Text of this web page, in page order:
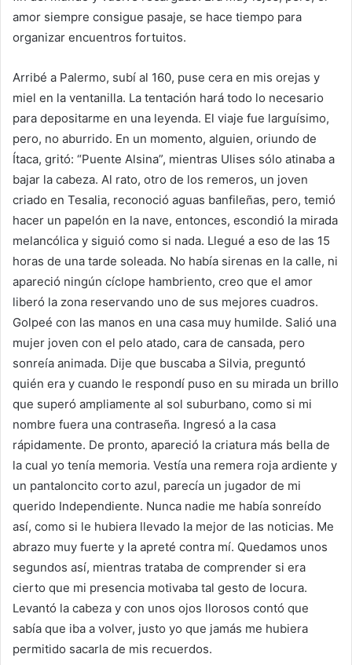
amor siempre consigue pasaje, se hace tiempo para
organizar encuentros fortuitos.
Arribé a Palermo, subí al 160, puse cera en mis orejas y
miel en la ventanilla. La tentación hará todo lo necesario
para depositarme en una leyenda. El viaje fue larguísimo,
pero, no aburrido. En un momento, alguien, oriundo de
Ítaca, gritó: “Puente Alsina”, mientras Ulises sólo atinaba a
bajar la cabeza. Al rato, otro de los remeros, un joven
criado en Tesalia, reconoció aguas banfileñas, pero, temió
hacer un papelón en la nave, entonces, escondió la mirada
melancólica y siguió como si nada. Llegué a eso de las 15
horas de una tarde soleada. No había sirenas en la calle, ni
apareció ningún cíclope hambriento, creo que el amor
liberó la zona reservando uno de sus mejores cuadros.
Golpeé con las manos en una casa muy humilde. Salió una
mujer joven con el pelo atado, cara de cansada, pero
sonreía animada. Dije que buscaba a Silvia, preguntó
quién era y cuando le respondí puso en su mirada un brillo
que superó ampliamente al sol suburbano, como si mi
nombre fuera una contraseña. Ingresó a la casa
rápidamente. De pronto, apareció la criatura más bella de
la cual yo tenía memoria. Vestía una remera roja ardiente y
un pantaloncito corto azul, parecía un jugador de mi
querido Independiente. Nunca nadie me había sonreído
así, como si le hubiera llevado la mejor de las noticias. Me
abrazo muy fuerte y la apreté contra mí. Quedamos unos
segundos así, mientras trataba de comprender si era
cierto que mi presencia motivaba tal gesto de locura.
Levantó la cabeza y con unos ojos llorosos contó que
sabía que iba a volver, justo yo que jamás me hubiera
permitido sacarla de mis recuerdos.